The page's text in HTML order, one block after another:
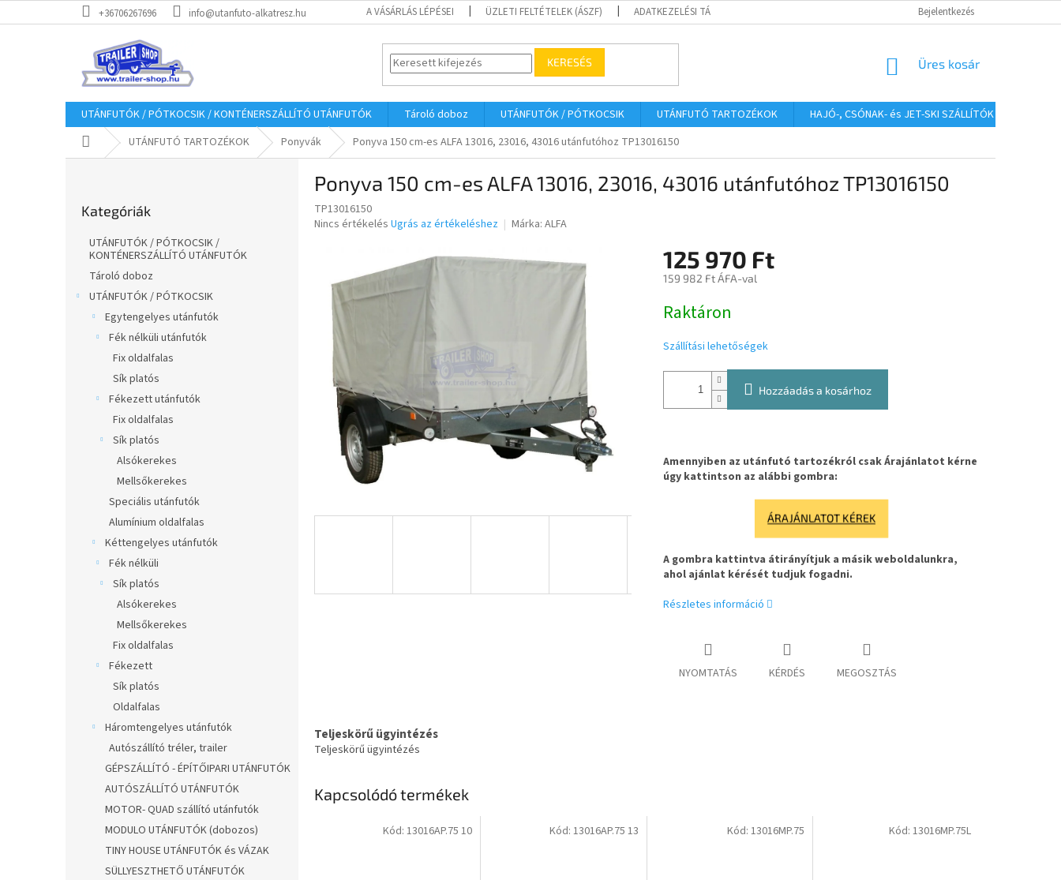
a
+36706267696 info@utanfuto-alkatresz.hu A VÁSÁRLÁS LÉPÉSEI ÜZLETI FELTÉTELEK (ÁSZF) ADATKEZELÉSI TÁJÉKOZTATÓ Bejelentkezés
KERESÉS KOSÁR
Üres kosár
UTÁNFUTÓK / PÓTKOCSIK / KONTÉNERSZÁLLÍTÓ UTÁNFUTÓK Tároló doboz UTÁNFUTÓK / PÓTKOCSIK UTÁNFUTÓ TARTOZÉKOK HAJÓ-, CSÓNAK- és JET-SKI SZÁLLÍTÓK
KezdőlapUTÁNFUTÓ TARTOZÉKOK Ponyvák Ponyva 150 cm-es ALFA 13016, 23016, 43016 utánfutóhoz TP13016150
átugrása
Kategóriák
UTÁNFUTÓK / PÓTKOCSIK /
KONTÉNERSZÁLLÍTÓ UTÁNFUTÓK
Tároló doboz
UTÁNFUTÓK / PÓTKOCSIK
Egytengelyes utánfutók
Fék nélküli utánfutók
Fix oldalfalas
Sík platós
Fékezett utánfutók
Fix oldalfalas
Sík platós
Alsókerekes
Mellsőkerekes
Speciális utánfutók
Alumínium oldalfalas
Kéttengelyes utánfutók
Fék nélküli
Sík platós
Alsókerekes
Mellsőkerekes
Fix oldalfalas
Fékezett
Sík platós
Oldalfalas
Háromtengelyes utánfutók
Autószállító tréler, trailer
GÉPSZÁLLÍTÓ - ÉPÍTŐIPARI UTÁNFUTÓK
AUTÓSZÁLLÍTÓ UTÁNFUTÓK
MOTOR- QUAD szállító utánfutók
MODULO UTÁNFUTÓK (dobozos)
TINY HOUSE UTÁNFUTÓK és VÁZAK
SÜLLYESZTHETŐ UTÁNFUTÓK
Ponyva 150 cm-es ALFA 13016, 23016, 43016 utánfutóhoz TP13016150
TP13016150
A
csillag.
Nincs értékelés Ugrás az értékeléshez Márka: ALFA
125 970 Ft
159 982 Ft ÁFA-val
Raktáron
Szállítási lehetőségek
Hozzáadás a kosárhoz
Amennyiben az utánfutó tartozékról csak Árajánlatot kérne
úgy kattintson az alábbi gombra:
ÁRAJÁNLATOT KÉREK
A gombra kattintva átirányítjuk a másik weboldalunkra,
ahol ajánlat kérését tudjuk fogadni.
Részletes információ
NYOMTATÁS KÉRDÉS MEGOSZTÁS
Teljeskörű ügyintézés
Teljeskörű ügyintézés
Kapcsolódó termékek
Kód: 13016AP.75 10 Kód: 13016AP.75 13 Kód:13016MP.75 Kód: 13016MP.75L